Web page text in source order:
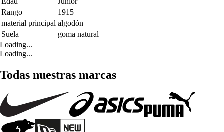
Rango
1915
material principal algodón
Suela
goma natural
Loading...
Loading...
Todas nuestras marcas